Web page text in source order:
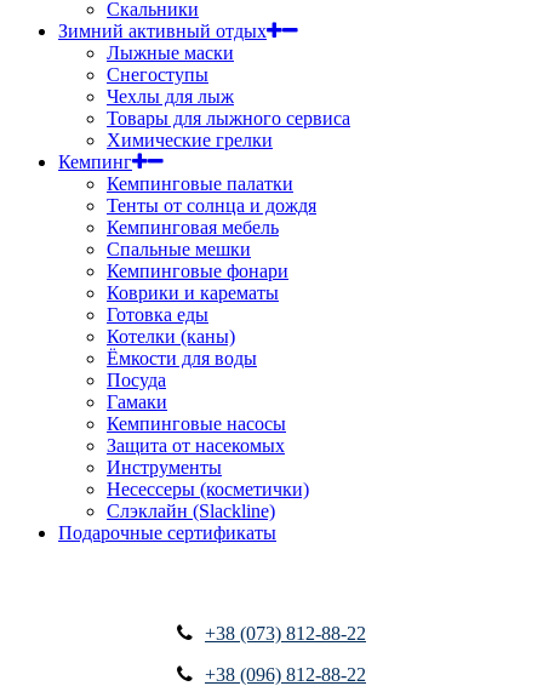
Скальники
Зимний активный отдых
Лыжные маски
Снегоступы
Чехлы для лыж
Товары для лыжного сервиса
Химические грелки
Кемпинг
Кемпинговые палатки
Тенты от солнца и дождя
Кемпинговая мебель
Спальные мешки
Кемпинговые фонари
Коврики и карематы
Готовка еды
Котелки (каны)
Ёмкости для воды
Посуда
Гамаки
Кемпинговые насосы
Защита от насекомых
Инструменты
Несессеры (косметички)
Слэклайн (Slackline)
Подарочные сертификаты
+38 (073) 812-88-22
+38 (096) 812-88-22